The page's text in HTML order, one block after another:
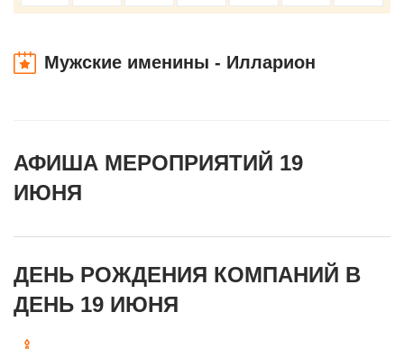
Мужские именины - Илларион
АФИША МЕРОПРИЯТИЙ 19
ИЮНЯ
ДЕНЬ РОЖДЕНИЯ КОМПАНИЙ В
ДЕНЬ 19 ИЮНЯ